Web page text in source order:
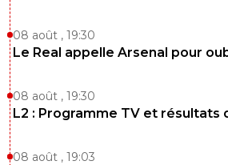
08 août , 19:30
Le Real appelle Arsenal pour
08 août , 19:30
L2 : Programme TV et résultats
08 août , 19:03